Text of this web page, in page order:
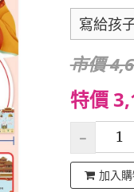
寫給孩
市價
特價
加入